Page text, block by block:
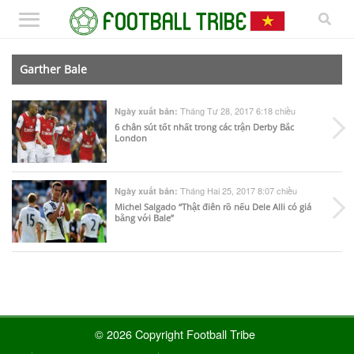
Garther Bale
Ngày xuất bản: Tháng Tư 28, 2017 6:18 chiều
6 chân sút tốt nhất trong các trận Derby Bắc
London
Ngày xuất bản: Tháng Hai 25, 2017 8:07 chiều
Michel Salgado “Thật điên rồ nếu Dele Alli có giá
bằng với Bale”
© 2026 Copyright Football Tribe